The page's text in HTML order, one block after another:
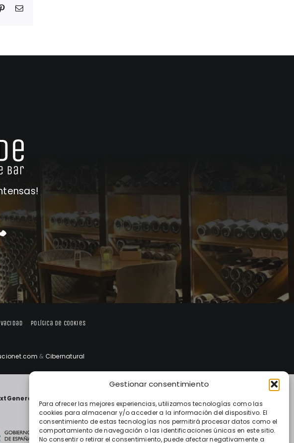
Gestionar consentimiento
Para ofrecer las mejores experiencias, utilizamos tecnologías como las
cookies para almacenar y/o acceder a la información del dispositivo. El
consentimiento de estas tecnologías nos permitirá procesar datos como el
comportamiento de navegación o las identificaciones únicas en este sitio.
No consentir o retirar el consentimiento, puede afectar negativamente a
PinterestCorreo
Política de cookies
& Cibernatural